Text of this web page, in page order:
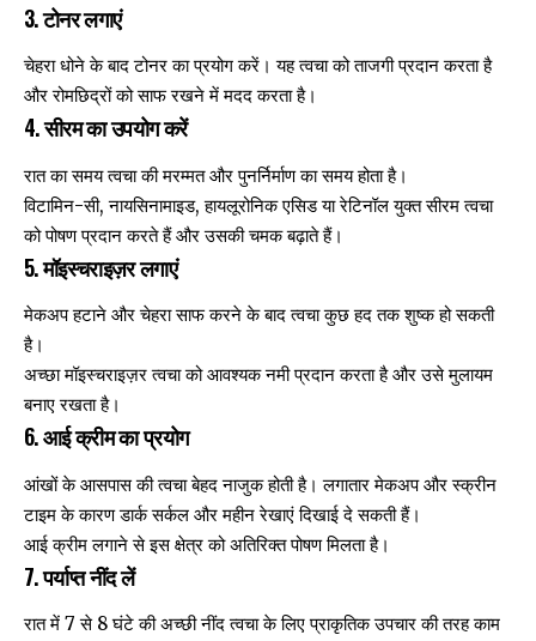
3. टोनर लगाएं
चेहरा धोने के बाद टोनर का प्रयोग करें। यह त्वचा को ताजगी प्रदान करता है
और रोमछिद्रों को साफ रखने में मदद करता है।
4. सीरम का उपयोग करें
रात का समय त्वचा की मरम्मत और पुनर्निर्माण का समय होता है।
विटामिन-सी, नायसिनामाइड, हायलूरोनिक एसिड या रेटिनॉल युक्त सीरम त्वचा
को पोषण प्रदान करते हैं और उसकी चमक बढ़ाते हैं।
5. मॉइस्चराइज़र लगाएं
मेकअप हटाने और चेहरा साफ करने के बाद त्वचा कुछ हद तक शुष्क हो सकती
है।
अच्छा मॉइस्चराइज़र त्वचा को आवश्यक नमी प्रदान करता है और उसे मुलायम
बनाए रखता है।
6. आई क्रीम का प्रयोग
आंखों के आसपास की त्वचा बेहद नाजुक होती है। लगातार मेकअप और स्क्रीन
टाइम के कारण डार्क सर्कल और महीन रेखाएं दिखाई दे सकती हैं।
आई क्रीम लगाने से इस क्षेत्र को अतिरिक्त पोषण मिलता है।
7. पर्याप्त नींद लें
रात में 7 से 8 घंटे की अच्छी नींद त्वचा के लिए प्राकृतिक उपचार की तरह काम